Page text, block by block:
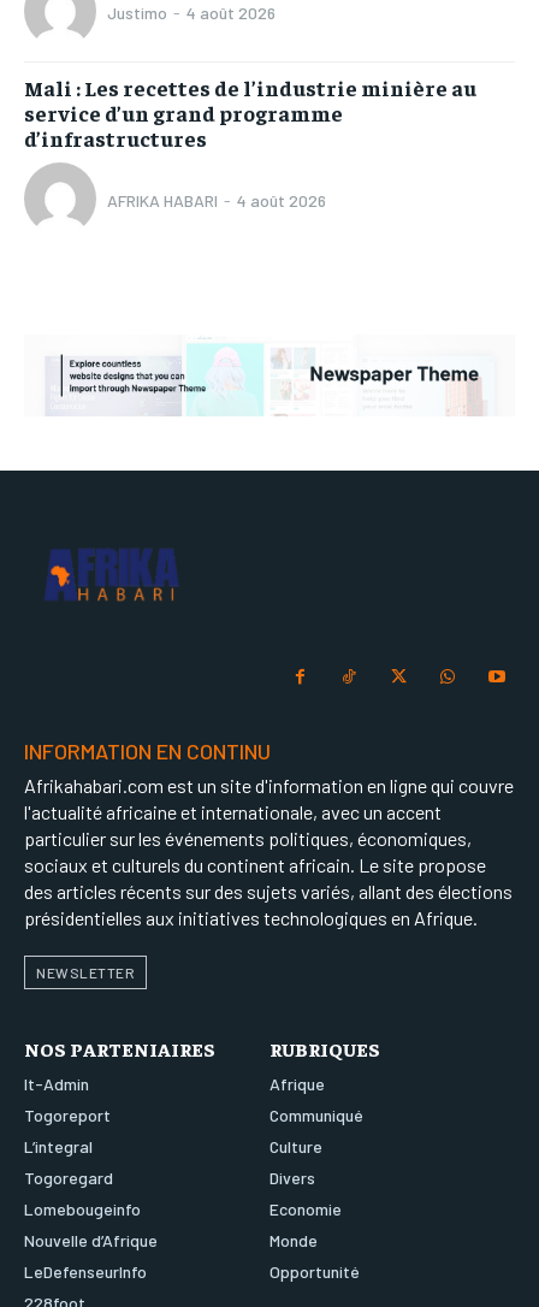
Justimo - 4 août 2026
Mali : Les recettes de l’industrie minière au
service d’un grand programme
d’infrastructures
AFRIKA HABARI - 4 août 2026
INFORMATION EN CONTINU
Afrikahabari.com est un site d'information en ligne qui couvre
l'actualité africaine et internationale, avec un accent
particulier sur les événements politiques, économiques,
sociaux et culturels du continent africain. Le site propose
des articles récents sur des sujets variés, allant des élections
présidentielles aux initiatives technologiques en Afrique.
NEWSLETTER
NOS PARTENIAIRES
It-Admin
Togoreport
L’integral
Togoregard
Lomebougeinfo
Nouvelle d’Afrique
LeDefenseurInfo
228foot
RUBRIQUES
Afrique
Communiqué
Culture
Divers
Economie
Monde
Opportunité